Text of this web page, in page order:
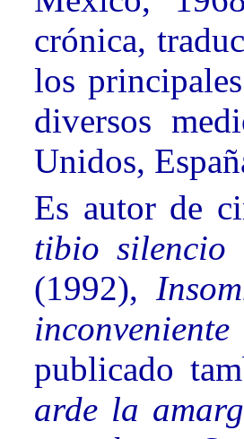
crónica,
los
diversos
Unidos,
Es autor de
tibio silencio
(1992),
inconveniente
publicado
arde la